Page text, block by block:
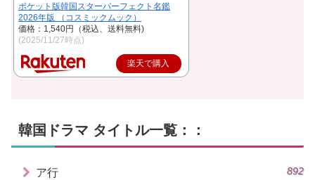
ポケット版韓国スターパーフェクト名鑑
2026年版 （コスミックムック）
価格：1,540円（税込、送料無料)
(2025/11/27時点)
楽天で購入
韓国ドラマ タイトル一覧：：
ア行 892